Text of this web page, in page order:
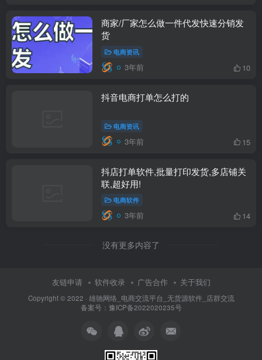
商家/厂家怎么做一件代发快速分销发
货
电商资讯
3年前 10
抖音电商打单怎么打的
电商资讯
3年前 15
抖店打单软件,批量打印发货,多店铺关
联,超好用!
电商软件
3年前 14
没有更多内容了
友链申请 软件收录 广告合作 关于我们
Copyright © 2022 · 雄驰网络_电商交流平台_无货源软件_店群交流
备案号： 豫ICP备2022020235号